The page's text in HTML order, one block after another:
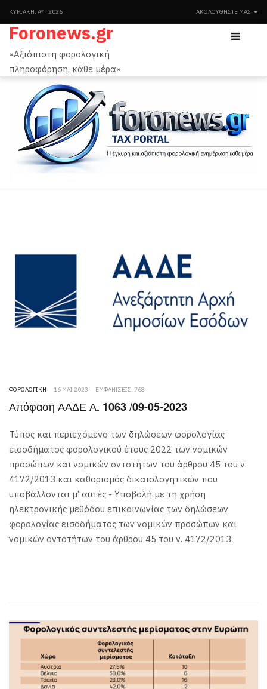
ΚΥΡΙΑΚΉ, ΑΥΓ 2026 ΑΚΟΛΟΥΘΉΣΤΕ ΜΑΣ
Foronews.gr
«Αξιόπιστη φορολογική
πληροφόρηση, κάθε μέρα»
ΦΟΡΟΛΟΓΙΚΉ 16 ΜΆΙ 2023 ΕΜΦΑΝΊΣΕΙΣ: 768
Απόφαση ΑΑΔΕ Α. 1063 /09-05-2023
Τύπος και περιεχόμενο των δηλώσεων φορολογίας
εισοδήματος φορολογικού έτους 2022 των νομικών
προσώπων και νομικών οντοτήτων του άρθρου 45 του ν.
4172/2013 και καθορισμός δικαιολογητικών που
υποβάλλονται μ’ αυτές - Υποβολή με τη χρήση
ηλεκτρονικής μεθόδου επικοινωνίας των δηλώσεων
φορολογίας εισοδήματος των νομικών προσώπων και
νομικών οντοτήτων του άρθρου 45 του ν. 4172/2013.